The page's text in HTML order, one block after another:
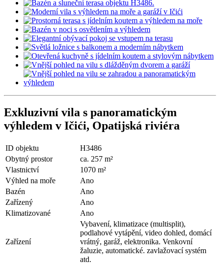
Exkluzivní vila s panoramatickým
výhledem v Ičići, Opatijská riviéra
ID objektu
H3486
Obytný prostor
ca. 257 m²
Vlastnictví
1070 m²
Výhled na moře
Ano
Bazén
Ano
Zařízený
Ano
Klimatizované
Ano
Zařízení
Vybavení, klimatizace (multisplit),
podlahové vytápění, video dohled, domácí
vrátný, garáž, elektronika. Venkovní
žaluzie, automatické. zavlažovací systém
atd.